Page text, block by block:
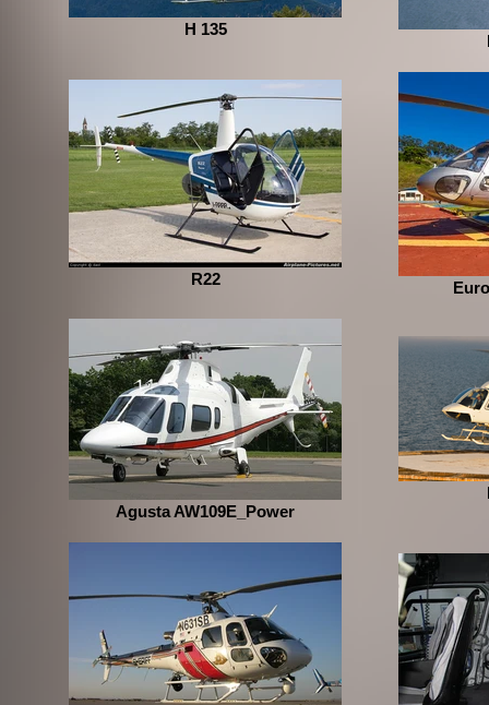
H 135
R22
Agusta AW109E_Power